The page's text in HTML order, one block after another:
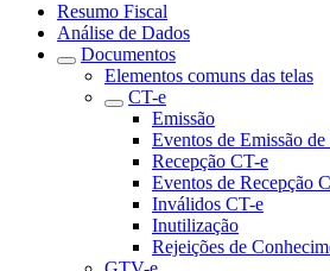
Resumo Fiscal
Análise de Dados
Documentos
Elementos comuns das telas
CT-e
Emissão
Eventos de Emissão
Recepção CT-e
Eventos de Recepção
Inválidos CT-e
Inutilização
Rejeições de